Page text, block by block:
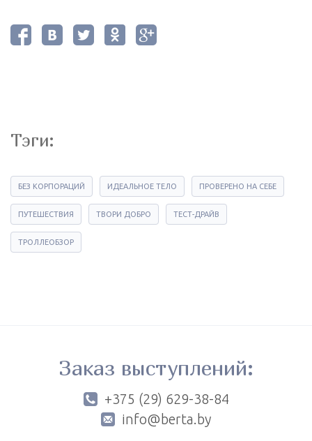
Тэги:
БЕЗ КОРПОРАЦИЙ ИДЕАЛЬНОЕ ТЕЛО ПРОВЕРЕНО НА СЕБЕ
ПУТЕШЕСТВИЯ ТВОРИ ДОБРО ТЕСТ-ДРАЙВ
ТРОЛЛЕОБЗОР
Заказ выступлений:
+375 (29) 629-38-84
info@berta.by